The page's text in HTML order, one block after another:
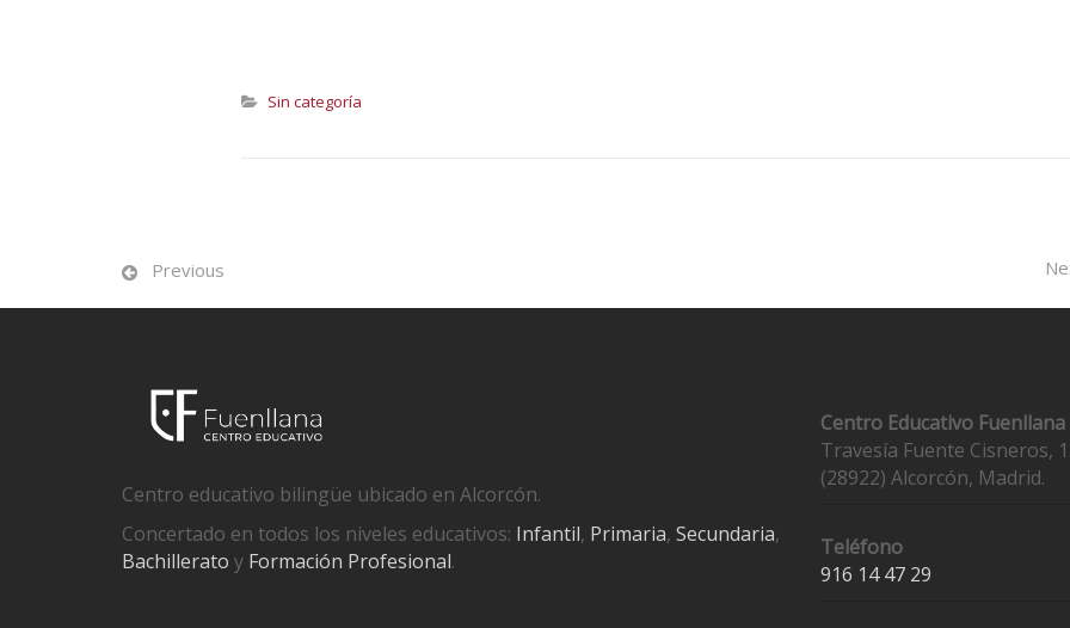
Sin categoría
Previous
Centro educativo bilingüe ubicado en Alcorcón.
Concertado en todos los niveles educativos: Infantil, Primaria, Secundaria,
Bachillerato y Formación Profesional.
Centro Educativo Fuenllana
Travesía Fuente Cisneros,
(28922) Alcorcón, Madrid.
Teléfono
916 14 47 29